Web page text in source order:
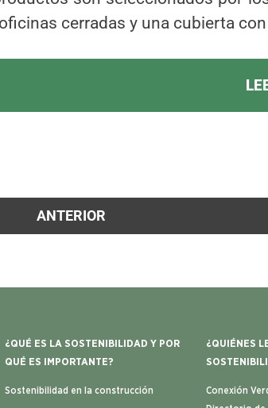
cerradas y una cubierta
ANTERIOR
¿QUÉ ES LA SOSTENIBILIDAD Y POR
QUÉ ES IMPORTANTE?
Sostenibilidad en la construcción
¿QUIÉNES
Conexión